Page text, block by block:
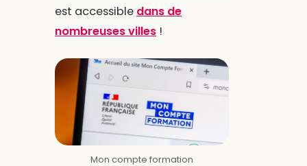
est accessible dans de
nombreuses villes!
Mon compte formation